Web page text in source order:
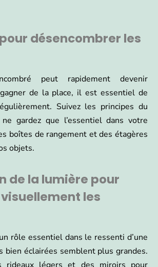
désencombrer les
peut rapidement devenir
de la place, il est essentiel de
Suivez les principes du
gardez que l’essentiel dans votre
boîtes de rangement et des étagères
objets.
de la lumière pour
les
rôle essentiel dans le ressenti d’une
bien éclairées semblent plus grandes.